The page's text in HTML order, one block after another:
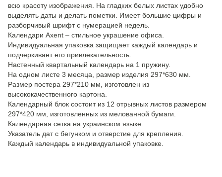
всю красоту изображения. На гладких белых листах удобно
выделять даты и делать пометки. Имеет большие цифры и
разборчивый шрифт с нумерацией недель.
Календари Axent – ​​стильное украшение офиса.
Индивидуальная упаковка защищает каждый календарь и
подчеркивает его привлекательность.
Настенный квартальный календарь на 1 пружину.
На одном листе 3 месяца, размер изделия 297*630 мм.
Размер постера 297*210 мм, изготовлен из
высококачественного картона.
Календарный блок состоит из 12 отрывных листов размером
297*420 мм, изготовленных из мелованной бумаги.
Календарная сетка на украинском языке.
Указатель дат с бегунком и отверстие для крепления.
Каждый календарь в индивидуальной упаковке.